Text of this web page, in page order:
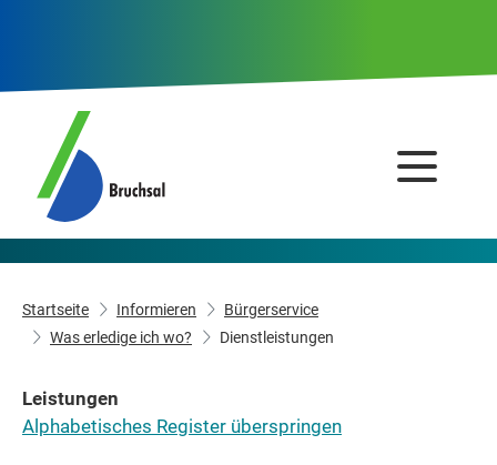
Startseite Informieren
Bürgerservice
Was erledige ich wo?
Dienstleistungen
Leistungen
Alphabetisches Register überspringen